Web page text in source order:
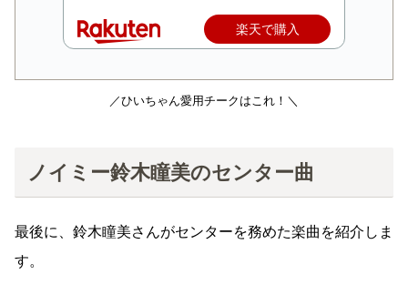
楽天で購入
／ひいちゃん愛用チークはこれ！＼
ノイミー鈴木瞳美のセンター曲
最後に、鈴木瞳美さんがセンターを務めた楽曲を紹介しま
す。